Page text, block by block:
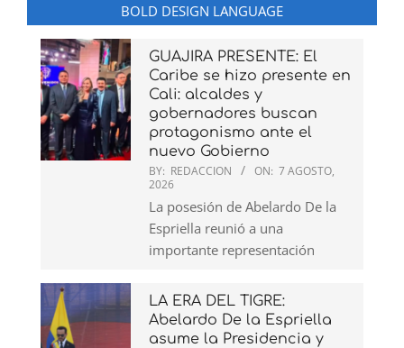
BOLD DESIGN LANGUAGE
GUAJIRA PRESENTE: El
Caribe se hizo presente en
Cali: alcaldes y
gobernadores buscan
protagonismo ante el
nuevo Gobierno
BY: REDACCION ON: 7 AGOSTO,
2026
La posesión de Abelardo De la
Espriella reunió a una
importante representación
LA ERA DEL TIGRE:
Abelardo De la Espriella
asume la Presidencia y